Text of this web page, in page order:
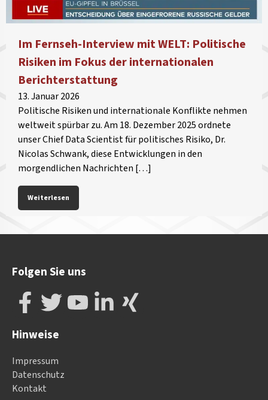
Im Fernseh-Interview mit WELT: Politische
Risiken im Fokus der internationalen
Berichterstattung
13. Januar 2026
Politische Risiken und internationale Konflikte nehmen
weltweit spürbar zu. Am 18. Dezember 2025 ordnete
unser Chief Data Scientist für politisches Risiko, Dr.
Nicolas Schwank, diese Entwicklungen in den
morgendlichen Nachrichten […]
Weiterlesen
Folgen Sie uns
Hinweise
Impressum
Datenschutz
Kontakt